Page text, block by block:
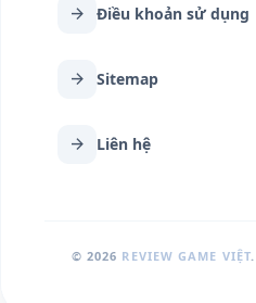
arrow_forward Điều khoản sử dụng
arrow_forward Sitemap
arrow_forward Liên hệ
© 2026 REVIEW GAME VIỆT